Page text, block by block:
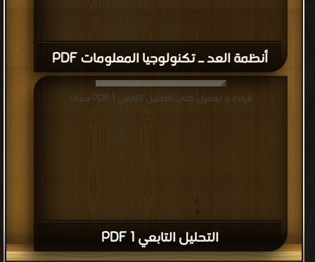
أنظمة العد ـ تكنولوجيا المعلومات PDF
التحليل التابعي 1 PDF
قراءة و تحميل كتاب التحليل التابعي 1 PDF مجانا